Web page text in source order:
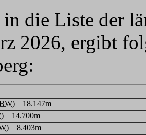
die Liste der
2026, ergibt
)
18.147m
)
14.700m
)
8.403m